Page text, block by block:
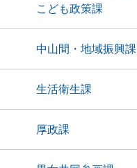
こども政策課
中山間・地域振興課
生活衛生課
厚政課